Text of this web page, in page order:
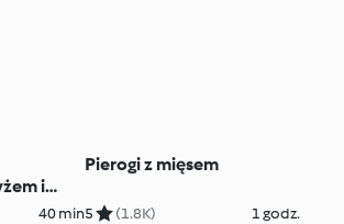
i
40 min
Pierogi z mięsem
5 (1.8K) 1 godz.